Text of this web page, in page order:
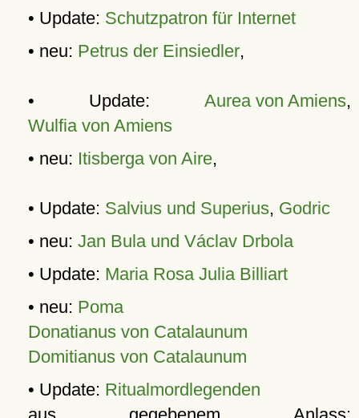
• Update: Schutzpatron für Internet
• neu: Petrus der Einsiedler,
• Update: Aurea von Amiens,
Wulfia von Amiens
• neu: Itisberga von Aire,
• Update: Salvius und Superius, Godric
• neu: Jan Bula und Václav Drbola
• Update: Maria Rosa Julia Billiart
• neu: Poma
Donatianus von Catalaunum
Domitianus von Catalaunum
• Update: Ritualmordlegenden